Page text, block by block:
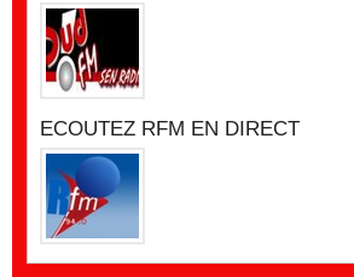
ECOUTEZ RFM EN DIRECT